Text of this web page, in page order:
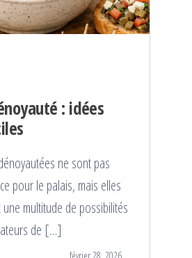
: idées
ne sont pas
pour le palais, mais elles
multitude de possibilités
de […]